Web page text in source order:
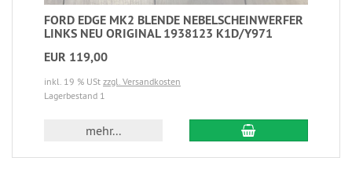
FORD EDGE MK2 BLENDE NEBELSCHEINWERFER
LINKS NEU ORIGINAL 1938123 K1D/Y971
EUR 119,00
inkl. 19 % USt zzgl. Versandkosten
Lagerbestand 1
mehr...